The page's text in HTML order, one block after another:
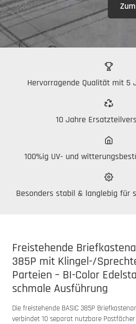
Hervorragende Qualität mit 5
10 Jahre
100%ig UV- und
Besonders stabil & langlebig für
Freistehende
385P mit Klingel-/
Parteien – BI-Color
schmale Ausführung
Die freistehende BASIC 385P
verbindet 10 separat nutzbare